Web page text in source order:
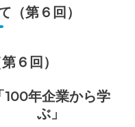
（第６回）
６回）
100年企業から学
ぶ」